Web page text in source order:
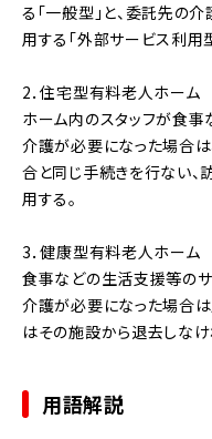
る「一般型」と、委託先の
用する「外部サービス利用
2．住宅型有料老人ホーム
ホーム内のスタッフが食事
介護が必要になった場合
合と同じ手続きを行ない
用する。
3．健康型有料老人ホーム
食事などの生活支援等の
介護が必要になった場合
はその施設から退去しなけ
用語解説